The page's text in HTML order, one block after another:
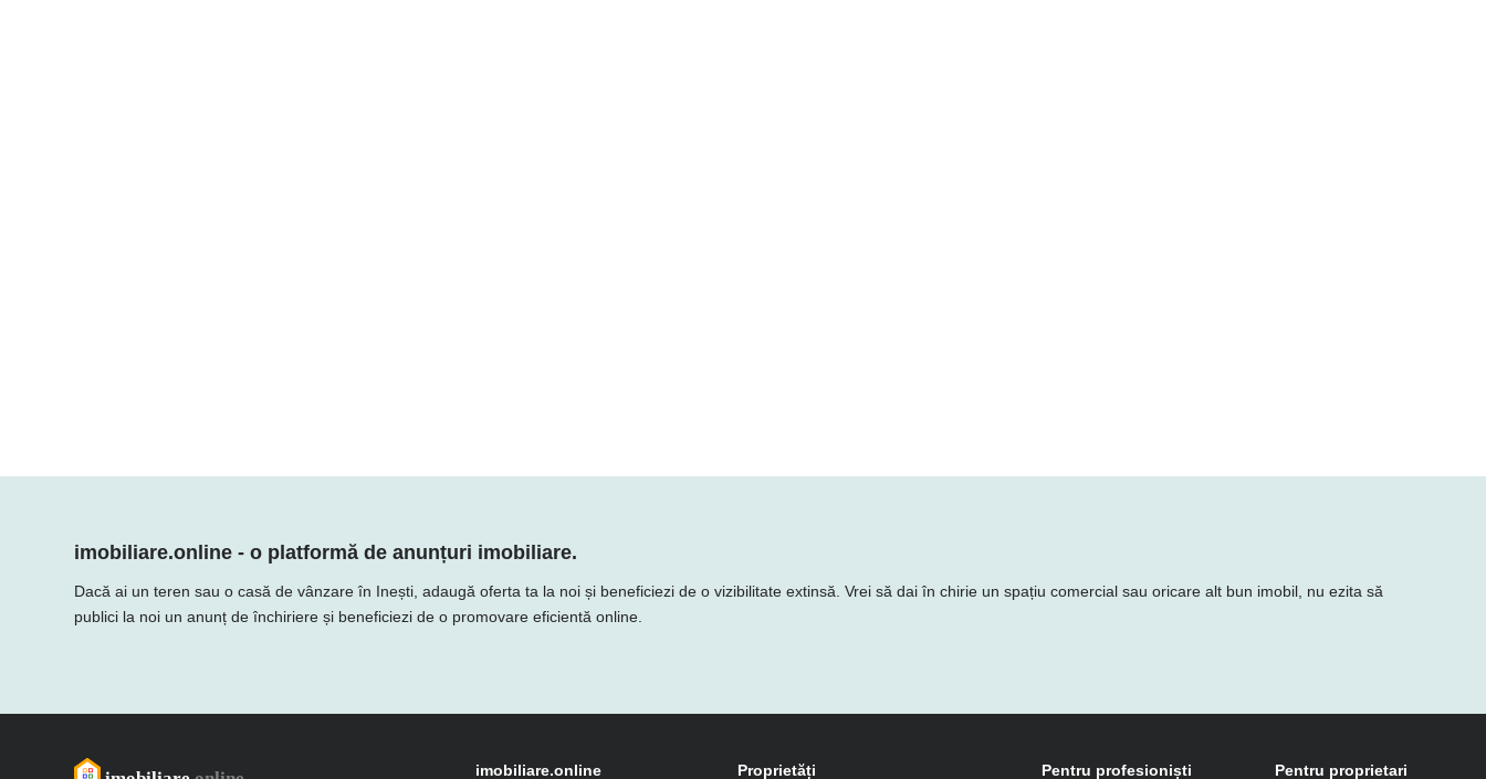
imobiliare.online - o platformă de anunțuri imobiliare.
Dacă ai un teren sau o casă de vânzare în Inești, adaugă oferta ta la noi și beneficiezi de o vizibilitate extinsă. Vrei să dai în chirie un spațiu comercial sau oricare alt bun imobil, nu ezita să
publici la noi un anunț de închiriere și beneficiezi de o promovare eficientă online.
imobiliare.online Proprietăți Pentru profesioniști Pentru proprietari